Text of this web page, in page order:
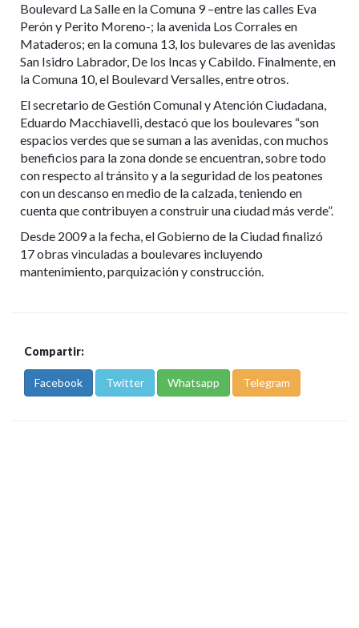
Boulevard La Salle en la Comuna 9 –entre las calles Eva
Perón y Perito Moreno-; la avenida Los Corrales en
Mataderos; en la comuna 13, los bulevares de las avenidas
San Isidro Labrador, De los Incas y Cabildo. Finalmente, en
la Comuna 10, el Boulevard Versalles, entre otros.
El secretario de Gestión Comunal y Atención Ciudadana,
Eduardo Macchiavelli, destacó que los boulevares “son
espacios verdes que se suman a las avenidas, con muchos
beneficios para la zona donde se encuentran, sobre todo
con respecto al tránsito y a la seguridad de los peatones
con un descanso en medio de la calzada, teniendo en
cuenta que contribuyen a construir una ciudad más verde”.
Desde 2009 a la fecha, el Gobierno de la Ciudad finalizó
17 obras vinculadas a boulevares incluyendo
mantenimiento, parquización y construcción.
Compartir:
Facebook Twitter Whatsapp Telegram